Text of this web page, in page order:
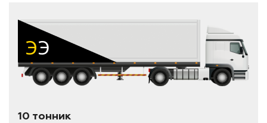
10 тонник